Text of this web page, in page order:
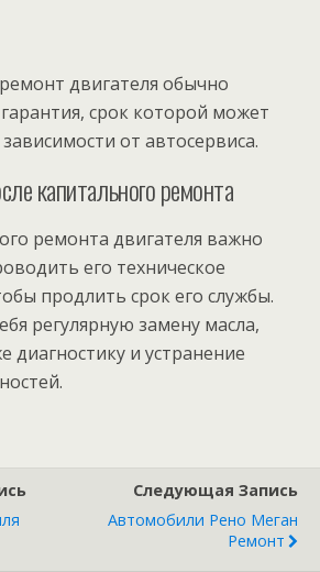
двигателя обычно
срок которой может
от автосервиса.
капитального ремонта
ремонта двигателя важно
его техническое
продлить срок его службы.
регулярную замену масла,
диагностику и устранение
Следующая Запись
Автомобили Рено Меган
Ремонт